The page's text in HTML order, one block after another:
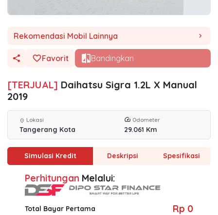
Rekomendasi Mobil Lainnya chevron_right
Favorit Bandingkan
[TERJUAL] Daihatsu Sigra 1.2L X Manual
2019
location_on Lokasi
Tangerang Kota
Odometer
29.061 Km
Simulasi Kredit Deskripsi Spesifikasi
Perhitungan Melalui:
Total Bayar Pertama Rp 0